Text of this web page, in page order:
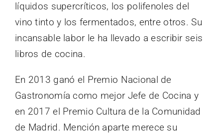
líquidos supercríticos, los polifenoles del
vino tinto y los fermentados, entre otros. Su
incansable labor le ha llevado a escribir seis
libros de cocina.
En 2013 ganó el Premio Nacional de
Gastronomía como mejor Jefe de Cocina y
en 2017 el Premio Cultura de la Comunidad
de Madrid. Mención aparte merece su